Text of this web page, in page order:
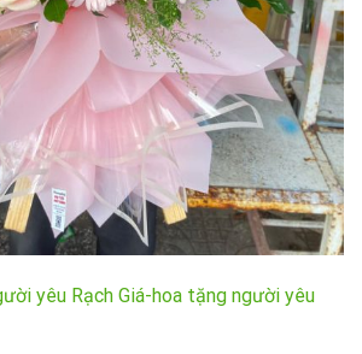
yêu Rạch Giá-hoa tặng người yêu